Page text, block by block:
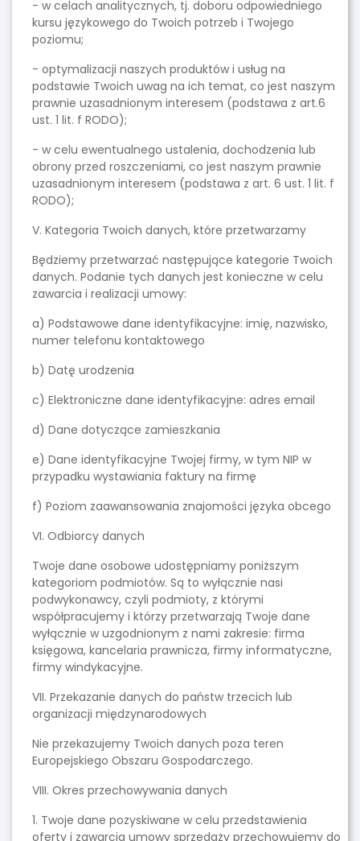
- w celach analitycznych, tj. doboru odpowiedniego
kursu językowego do Twoich potrzeb i Twojego
poziomu;
- optymalizacji naszych produktów i usług na
podstawie Twoich uwag na ich temat, co jest naszym
prawnie uzasadnionym interesem (podstawa z art.6
ust. 1 lit. f RODO);
- w celu ewentualnego ustalenia, dochodzenia lub
obrony przed roszczeniami, co jest naszym prawnie
uzasadnionym interesem (podstawa z art. 6 ust. 1 lit. f
RODO);
V. Kategoria Twoich danych, które przetwarzamy
Będziemy przetwarzać następujące kategorie Twoich
danych. Podanie tych danych jest konieczne w celu
zawarcia i realizacji umowy:
a) Podstawowe dane identyfikacyjne: imię, nazwisko,
numer telefonu kontaktowego
b) Datę urodzenia
c) Elektroniczne dane identyfikacyjne: adres email
d) Dane dotyczące zamieszkania
e) Dane identyfikacyjne Twojej firmy, w tym NIP w
przypadku wystawiania faktury na firmę
f) Poziom zaawansowania znajomości języka obcego
VI. Odbiorcy danych
Twoje dane osobowe udostępniamy poniższym
kategoriom podmiotów. Są to wyłącznie nasi
podwykonawcy, czyli podmioty, z którymi
współpracujemy i którzy przetwarzają Twoje dane
wyłącznie w uzgodnionym z nami zakresie: firma
księgowa, kancelaria prawnicza, firmy informatyczne,
firmy windykacyjne.
VII. Przekazanie danych do państw trzecich lub
organizacji międzynarodowych
Nie przekazujemy Twoich danych poza teren
Europejskiego Obszaru Gospodarczego.
VIII. Okres przechowywania danych
1. Twoje dane pozyskiwane w celu przedstawienia
oferty i zawarcia umowy sprzedaży przechowujemy do